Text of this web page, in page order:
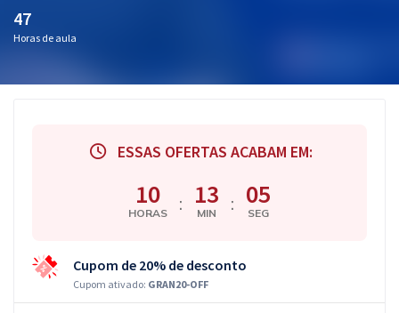
47
Horas de aula
ESSAS OFERTAS ACABAM EM:
10
HORAS : 13
MIN : 05
SEG
Cupom de 20% de desconto
Cupom ativado: GRAN20-OFF